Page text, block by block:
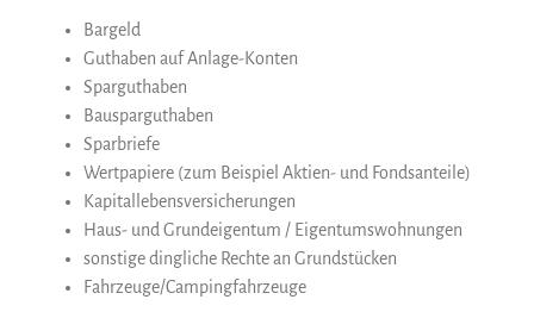
Bargeld
Guthaben auf Anlage-Konten
Sparguthaben
Bausparguthaben
Sparbriefe
Wertpapiere (zum Beispiel Aktien- und Fondsanteile)
Kapitallebensversicherungen
Haus- und Grundeigentum / Eigentumswohnungen
sonstige dingliche Rechte an Grundstücken
Fahrzeuge/Campingfahrzeuge